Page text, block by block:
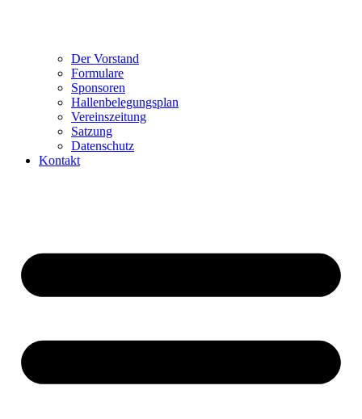
Der Vorstand
Formulare
Sponsoren
Hallenbelegungsplan
Vereinszeitung
Satzung
Datenschutz
Kontakt